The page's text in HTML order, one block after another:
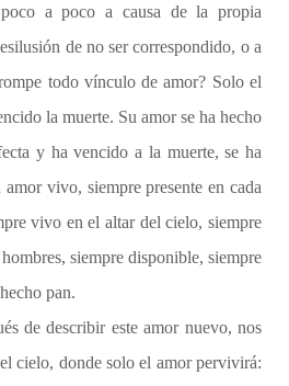
a poco a causa de la propia
de no ser correspondido, o a
todo vínculo de amor? Solo el
la muerte. Su amor se ha hecho
y ha vencido a la muerte, se ha
vivo, siempre presente en cada
vivo en el altar del cielo, siempre
siempre disponible, siempre
pan.
de describir este amor nuevo, nos
cielo, donde solo el amor pervivirá: